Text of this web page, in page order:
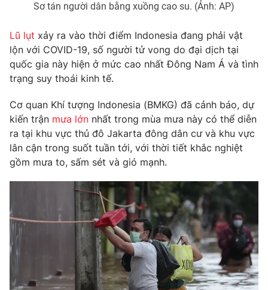
Theo dõi báo trên
Cơ quan chủ quản:Đài Truyền hình Việt Nam
Cơ quan báo chí:
Thời báo VTV
Giấy phép hoạt động báo in và báo điện tử số 483/GP-BTTTT
cấp ngày 29/12/2023
Phó Tổng Biên tập:Nguyễn Thị Mỹ Hạnh, Phạm Quốc Thắng,
Nguyễn Trọng Ninh
Tổng đài VTV:
024.38 355 931 - 024.38 355 932
Ðiện thoại Thời báo VTV:024.66 897 897
Email:
toasoan@vtv.vn
Liên hệ quảng cáo:024-7300.7108
Sơ tán người dân bằng xuồng cao su. (Ảnh: AP)
Lũ lụt xảy ra vào thời điểm Indonesia đang phải vật
lộn với COVID-19, số người tử vong do đại dịch tại
quốc gia này hiện ở mức cao nhất Đông Nam Á và tình
trạng suy thoái kinh tế.
Cơ quan Khí tượng Indonesia (BMKG) đã cảnh báo, dự
kiến trận mưa lớn nhất trong mùa mưa này có thể diễn
ra tại khu vực thủ đô Jakarta đông dân cư và khu vực
lân cận trong suốt tuần tới, với thời tiết khắc nghiệt
gồm mưa to, sấm sét và gió mạnh​​.